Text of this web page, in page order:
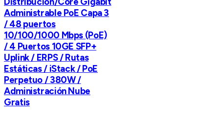
Administrable PoE Capa 3
/ 48 puertos
10/100/1000 Mbps (PoE)
/ 4 Puertos 10GE SFP+
Uplink / ERPS / Rutas
Estáticas / iStack / PoE
Perpetuo / 380W /
Administración Nube
Gratis